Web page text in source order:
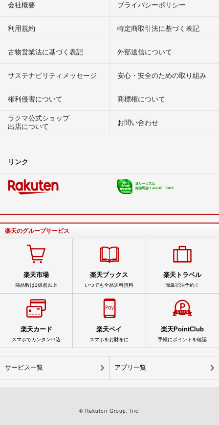
会社概要 プライバシーポリシー
利用規約 特定商取引法に基づく表記
古物営業法に基づく表記 外部送信について
サステナビリティメッセージ 安心・安全のための取り組み
権利侵害について
商標権について
ラクマ公式ショップ
出店について
お問い合わせ
リンク
楽天のグループサービス
楽天市場
商品数は1億点以上
楽天ブックス
いつでも全品送料無料
楽天トラベル
簡単宿泊予約！
楽天カード
スマホでカンタン申込
楽天ペイ
スマホをお財布に
楽天PointClub
手軽にポイントを確認
サービス一覧 アプリ一覧
© Rakuten Group, Inc.